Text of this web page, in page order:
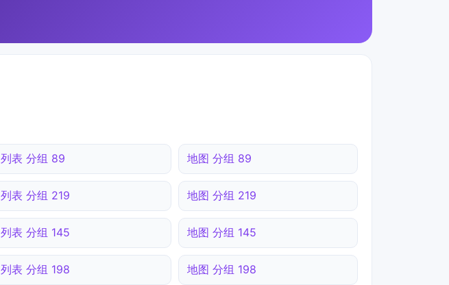
列表 分组 89 地图 分组 89
列表 分组 219 地图 分组 219
列表 分组 145 地图 分组 145
列表 分组 198 地图 分组 198